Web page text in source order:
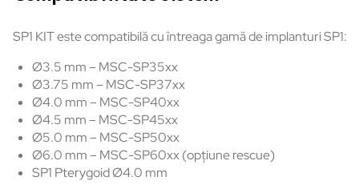
SP1 KIT este compatibilă cu întreaga gamă de implanturi SP1:
Ø3.5 mm – MSC-SP35xx
Ø3.75 mm – MSC-SP37xx
Ø4.0 mm – MSC-SP40xx
Ø4.5 mm – MSC-SP45xx
Ø5.0 mm – MSC-SP50xx
Ø6.0 mm – MSC-SP60xx (opțiune rescue)
SP1 Pterygoid Ø4.0 mm